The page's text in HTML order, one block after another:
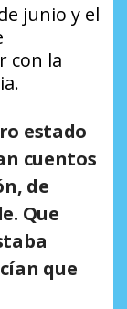
junio y el
con la
estado
cuentos
de
Que
que